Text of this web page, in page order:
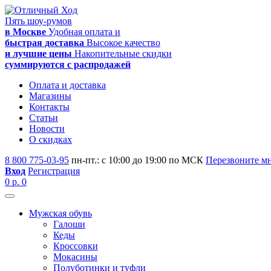
Пять шоу-румов
в Москве Удобная оплата и
быстрая доставка Высокое качество
и лучшие цены Накопительные скидки
суммируются с распродажей
Оплата и доставка
Магазины
Контакты
Статьи
Новости
О скидках
8 800 775-03-95 пн-пт.: с 10:00 до 19:00 по МСК Перезвоните
Вход Регистрация
0 р. 0
Мужская обувь
Галоши
Кеды
Кроссовки
Мокасины
Полуботинки и туфли